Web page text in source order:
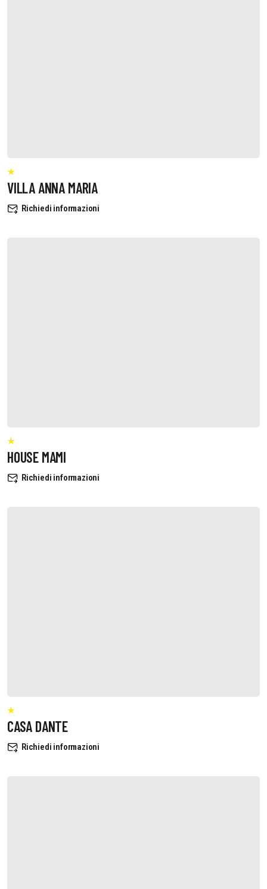
VILLA ANNA MARIA
Richiedi informazioni
HOUSE MAMI
Richiedi informazioni
CASA DANTE
Richiedi informazioni